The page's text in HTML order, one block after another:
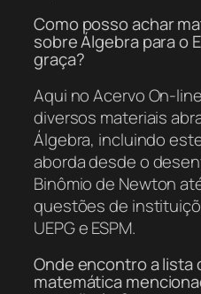
Como posso achar
sobre Álgebra para o
graça?
Aqui no Acervo On-
diversos materiais
Álgebra, incluindo
aborda desde o
Binômio de Newton
questões de
UEPG e ESPM.
Onde encontro a lista
matemática